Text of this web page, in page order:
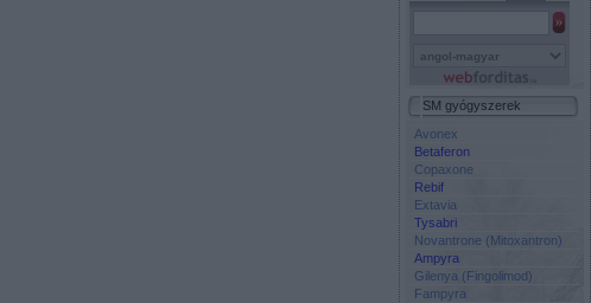
SM gyógyszerek
Avonex
Betaferon
Copaxone
Rebif
Extavia
Tysabri
Novantrone (Mitoxantron)
Ampyra
Gilenya (Fingolimod)
Fampyra